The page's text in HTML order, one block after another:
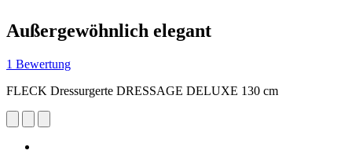
Außergewöhnlich elegant
1 Bewertung
FLECK Dressurgerte DRESSAGE DELUXE 130 cm